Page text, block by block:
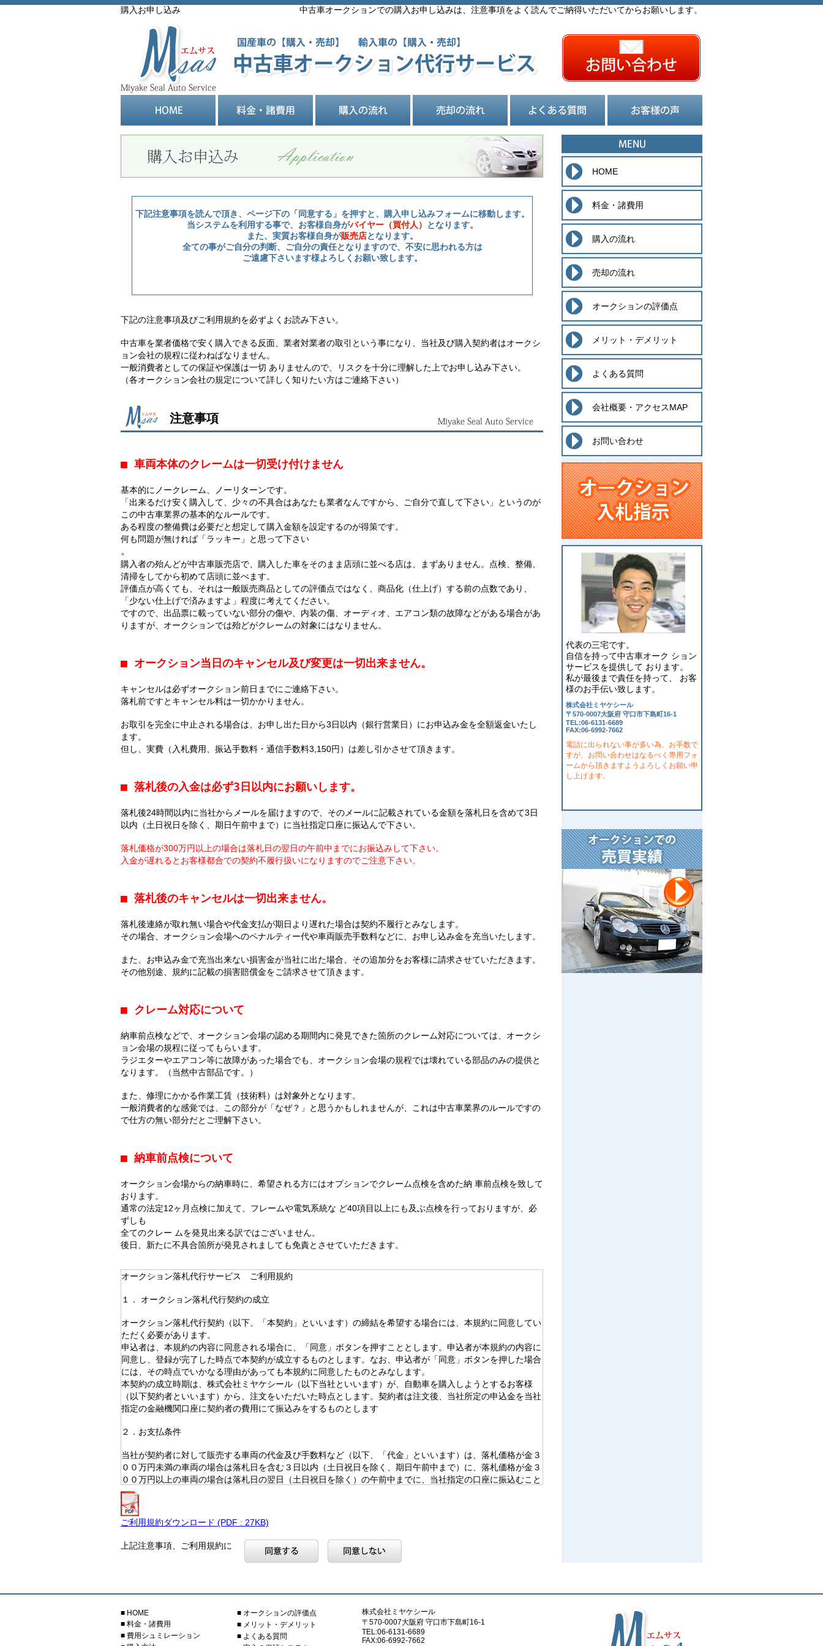
購入お申し込み 中古車オークションでの購入お申し込みは、注意事項をよく読んでご納得いただいてからお願いします。
下記注意事項を読んで頂き、ページ下の「同意する」を押すと、購入申し込みフォームに移動します。
当システムを利用する事で、お客様自身がバイヤー（買付人）
となります。
また、実質お客様自身が販売店となります。
全ての事がご自分の判断、ご自分の責任となりますので、不安に思われる方は
ご遠慮下さいます様よろしくお願い致します。
下記の注意事項及びご利用規約を必ずよくお読み下さい。
中古車を業者価格で安く購入できる反面、業者対業者の取引という事になり、当社及び購入契約者はオークシ
ョン会社の規程に従わねばなりません。
一般消費者としての保証や保護は一切 ありませんので、リスクを十分に理解した上でお申し込み下さい。
（各オークション会社の規定について詳しく知りたい方はご連絡下さい）
注意事項
■ 車両本体のクレームは一切受け付けません
基本的にノークレーム、ノーリターンです。
「出来るだけ安く購入して、少々の不具合はあなたも業者なんですから、ご自分で直して下さい」というのが
この中古車業界の基本的なルールです。
ある程度の整備費は必要だと想定して購入金額を設定するのが得策です。
何も問題が無ければ「ラッキー」と思って下さい
。
購入者の殆んどが中古車販売店で、購入した車をそのまま店頭に並べる店は、まずありません。点検、整備、
清掃をしてから初めて店頭に並べます。
評価点が高くても、それは一般販売商品としての評価点ではなく、商品化（仕上げ）する前の点数であり、
「少ない仕上げで済みますよ」程度に考えてください。
ですので、出品票に載っていない部分の傷や、内装の傷、オーディオ、エアコン類の故障などがある場合があ
りますが、オークションでは殆どがクレームの対象にはなりません。
■ オークション当日のキャンセル及び変更は一切出来ません。
キャンセルは必ずオークション前日までにご連絡下さい。
落札前ですとキャンセル料は一切かかりません。
お取引を完全に中止される場合は、お申し出た日から3日以内（銀行営業日）にお申込み金を全額返金いたし
ます。
但し、実費（入札費用、振込手数料・通信手数料3,150円）は差し引かさせて頂きます。
■ 落札後の入金は必ず3日以内にお願いします。
落札後24時間以内に当社からメールを届けますので、そのメールに記載されている金額を落札日を含めて3日
以内（土日祝日を除く、期日午前中まで）に当社指定口座に振込んで下さい。
落札価格が300万円以上の場合は落札日の翌日の午前中までにお振込みして下さい。
入金が遅れるとお客様都合での契約不履行扱いになりますのでご注意下さい。
■ 落札後のキャンセルは一切出来ません。
落札後連絡が取れ無い場合や代金支払が期日より遅れた場合は契約不履行とみなします。
その場合、オークション会場へのペナルティー代や車両販売手数料などに、お申し込み金を充当いたします。
また、お申込み金で充当出来ない損害金が当社に出た場合、その追加分をお客様に請求させていただきます。
その他別途、規約に記載の損害賠償金をご請求させて頂きます。
■ クレーム対応について
納車前点検などで、オークション会場の認める期間内に発見できた箇所のクレーム対応については、オークシ
ョン会場の規程に従ってもらいます。
ラジエターやエアコン等に故障があった場合でも、オークション会場の規程では壊れている部品のみの提供と
なります。（当然中古部品です。）
また、修理にかかる作業工賃（技術料）は対象外となります。
一般消費者的な感覚では、この部分が「なぜ？」と思うかもしれませんが、これは中古車業界のルールですの
で仕方の無い部分だとご理解下さい。
■ 納車前点検について
オークション会場からの納車時に、希望される方にはオプションでクレーム点検を含めた納 車前点検を致して
おります。
通常の法定12ヶ月点検に加えて、フレームや電気系統な ど40項目以上にも及ぶ点検を行っておりますが、必
ずしも
全てのクレー ムを発見出来る訳ではございません。
後日、新たに不具合箇所が発見されましても免責とさせていただきます。
オークション落札代行サービス ご利用規約
１． オークション落札代行契約の成立
オークション落札代行契約（以下、「本契約」といいます）の締結を希望する場合には、本規約に同意してい
ただく必要があります。
申込者は、本規約の内容に同意される場合に、「同意」ボタンを押すこととします。申込者が本規約の内容に
同意し、登録が完了した時点で本契約が成立するものとします。なお、申込者が「同意」ボタンを押した場合
には、その時点でいかなる理由があっても本規約に同意したものとみなします。
本契約の成立時期は、株式会社ミヤケシール（以下当社といいます）が、自動車を購入しようとするお客様
（以下契約者といいます）から、注文をいただいた時点とします。契約者は注文後、当社所定の申込金を当社
指定の金融機関口座に契約者の費用にて振込みをするものとします
２．お支払条件
当社が契約者に対して販売する車両の代金及び手数料など（以下、「代金」といいます）は、落札価格が金３
００万円未満の車両の場合は落札日を含む３日以内（土日祝日を除く、期日午前中まで）に、落札価格が金３
００万円以上の車両の場合は落札日の翌日（土日祝日を除く）の午前中までに、当社指定の口座に振込むこと
により、お支払いいただきます。
期日を過ぎても、当社が代金の入金を確認できない場合は、契約者の都合により、本契約を撤回したものと判
断させていただきます。
代金につきましては、お申込み時の「落札代行料金表」の通りとさせていただきます。
車体落札価格には、消費税は含まれません。別途申し受けます。
落札できた場合、お申込金は代金に充当させていただきます。
ます。
万一、契約者がこれに違反した場合、当社に対し、違約金としまして金１０万円お支払いいただきます 。
ご利用規約ダウンロード (PDF : 27KB)
上記注意事項、ご利用規約に
HOME
料金・諸費用
購入の流れ
売却の流れ
オークションの評価点
メリット・デメリット
よくある質問
会社概要・アクセスMAP
お問い合わせ
代表の三宅です。
自信を持って中古車オーク ション
サービスを提供して おります。
私が最後まで責任を持って、 お客
様のお手伝い致します。
株式会社ミヤケシール
〒570-0007大阪府 守口市下島町16-1
TEL:06-6131-6689
FAX:06-6992-7662
電話に出られない事が多い為、お手数で
すが、お問い合わせはなるべく専用フォ
ームから頂きますようよろしくお願い申
し上げます。
■ HOME
■ 料金・諸費用
■ 費用シュミレーション
■ オークションの評価点
■ メリット・デメリット
■ よくある質問
株式会社ミヤケシール
〒570-0007大阪府 守口市下島町16-1
TEL:06-6131-6689
FAX:06-6992-7662